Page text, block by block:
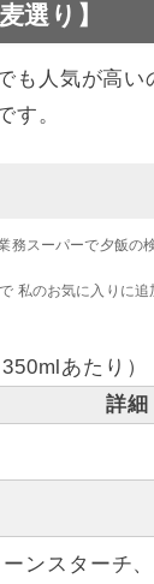
選り】
人気が高い
す。
スーパーで夕飯の
私のお気に入りに追
あたり）
詳細
ンスターチ